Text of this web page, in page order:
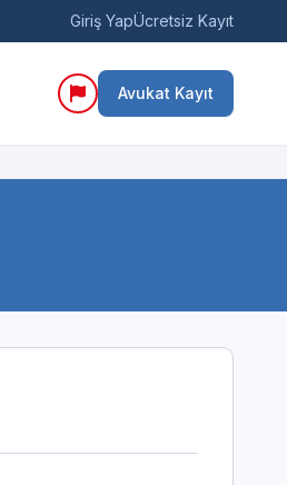
Giriş YapÜcretsiz Kayıt
Avukat Kayıt